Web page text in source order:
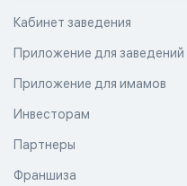
Кабинет заведения
Приложение для заведений
Приложение для имамов
Инвесторам
Партнеры
Франшиза